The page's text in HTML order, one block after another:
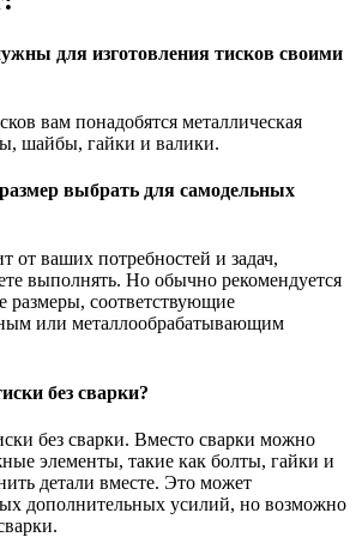
для изготовления тисков своими
вам понадобятся металлическая
шайбы, гайки и валики.
выбрать для самодельных
от ваших потребностей и задач,
выполнять. Но обычно рекомендуется
размеры, соответствующие
или металлообрабатывающим
без сварки?
без сварки. Вместо сварки можно
элементы, такие как болты, гайки и
детали вместе. Это может
дополнительных усилий, но возможно